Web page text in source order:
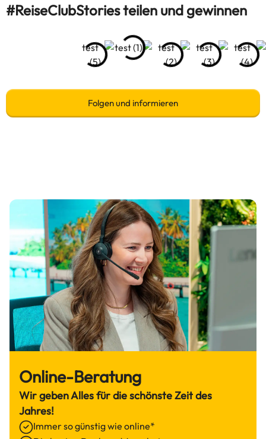
#ReiseClubStories teilen und gewinnen
Folgen und informieren
Online-Beratung
Wir geben Alles für die schönste Zeit des
Jahres!
Immer so günstig wie online*